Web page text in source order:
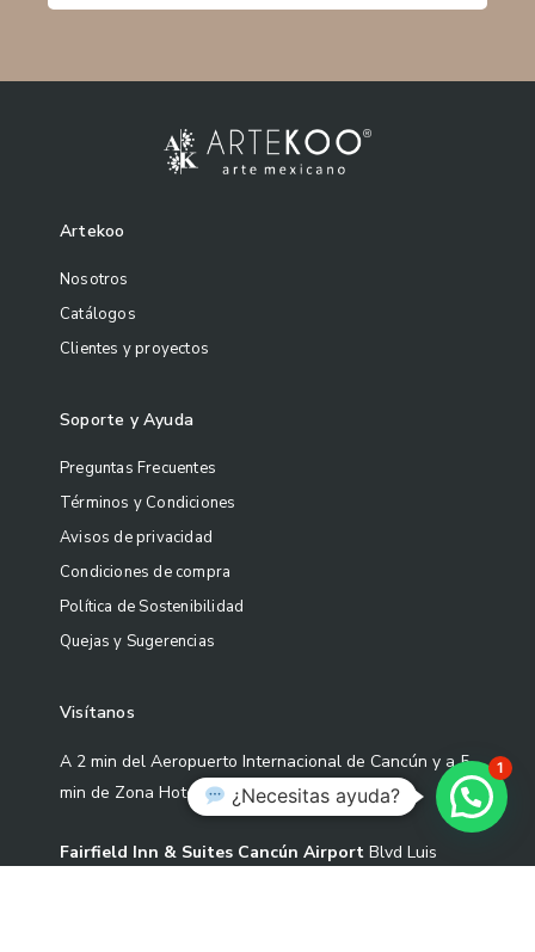
Artekoo
Nosotros
Catálogos
Clientes y proyectos
Soporte y Ayuda
Preguntas Frecuentes
Términos y Condiciones
Avisos de privacidad
Condiciones de compra
Política de Sostenibilidad
Quejas y Sugerencias
Visítanos
A 2 min del Aeropuerto Internacional de Cancún y a 5
min de Zona Hotelera
Fairfield Inn & Suites Cancún Airport Blvd Luis
¿Necesitas ayuda?
1